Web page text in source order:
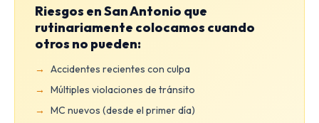
Riesgos en San Antonio que
rutinariamente colocamos cuando
otros no pueden:
Accidentes recientes con culpa
Múltiples violaciones de tránsito
MC nuevos (desde el primer día)